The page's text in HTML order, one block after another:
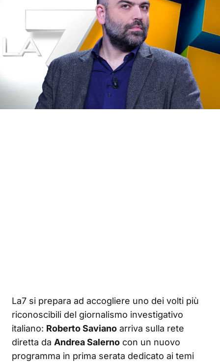
La7 si prepara ad accogliere uno dei volti più
riconoscibili del giornalismo investigativo
italiano: Roberto Saviano arriva sulla rete
diretta da Andrea Salerno con un nuovo
programma in prima serata dedicato ai temi